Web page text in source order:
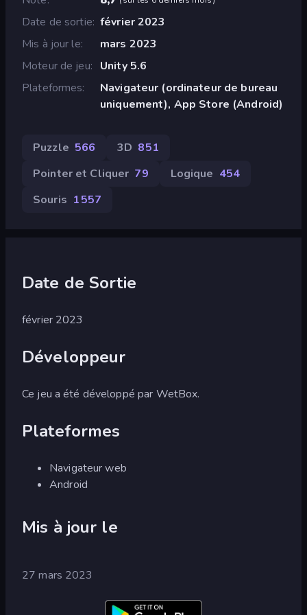
Date de sortie février 2023
Mis à jour le
mars 2023
Moteur de jeu
Unity 5.6
Plateformes
Navigateur (ordinateur de bureau
uniquement), App Store (Android)
Puzzle 566 3D 851
Pointer et Cliquer 79 Logique 454
Souris 1 557
Date de Sortie
février 2023
Développeur
Ce jeu a été développé par WetBox.
Plateformes
Navigateur web
Android
Mis à jour le
27 mars 2023